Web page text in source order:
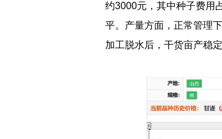
约3000元，其中种子费用
平。产量方面，正常管理
加工脱水后，干货亩产稳